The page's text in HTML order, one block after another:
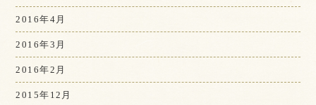
2016年4月
2016年3月
2016年2月
2015年12月